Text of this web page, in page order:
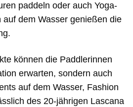
paddeln oder auch Yoga-
auf dem Wasser genießen die
können die Paddlerinnen
erwarten, sondern auch
auf dem Wasser, Fashion
des 20-jährigen Lascana